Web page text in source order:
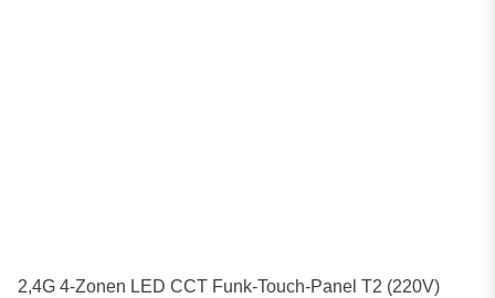
2,4G 4-Zonen LED CCT Funk-Touch-Panel T2 (220V)